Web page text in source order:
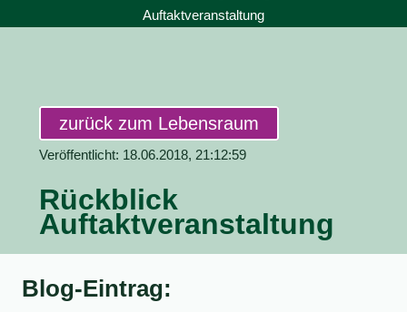
Auftaktveranstaltung
zurück zum Lebensraum
Veröffentlicht: 18.06.2018, 21:12:59
Rückblick
Auftaktveranstaltung
Blog-Eintrag: